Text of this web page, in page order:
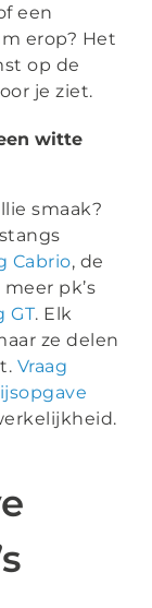
een
erop? Het
op de
je ziet.
witte
smaak?
Cabrio, de
meer pk’s
GT. Elk
ze delen
Vraag